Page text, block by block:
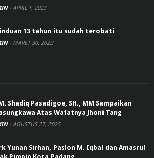
- APRIL 1, 2023
13 tahun itu sudah terobati
- MARET 30, 2023
Shadiq Pasadigoe, SH., MM Sampaikan
Atas Wafatnya Jhoni Tang
- AGUSTUS 27, 2025
Yunan Sirhan, Paslon M. Iqbal dan Amasrul